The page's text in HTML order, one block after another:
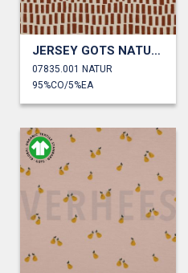
JERSEY GOTS NATUR STREIFEN
07835.001 NATUR
95%CO/5%EA